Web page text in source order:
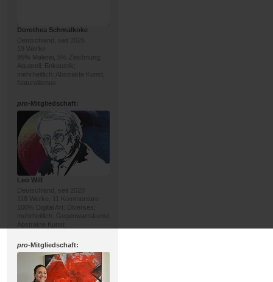
Dorothea Schmalkoke
Deutschland, seit 2026
19 Werke
95% Malerei, 5% Zeichnung;
Aquarell, Enkaustik;
mehrheitlich: Abstrakte Kunst,
Naturalismus
pro-Mitgliedschaft:
Leo Will
Deutschland, seit 2020
118 Werke, 11 Kommentare
100% Digital Art; Diverses;
mehrheitlich: Gegenwartskunst,
Abstrakte Kunst
pro-Mitgliedschaft: